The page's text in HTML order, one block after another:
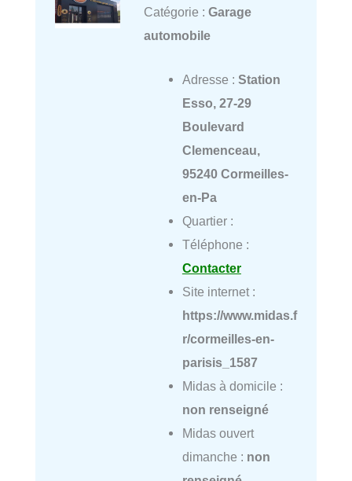
Catégorie : Garage
automobile
Adresse : Station
Esso, 27-29
Boulevard
Clemenceau,
95240 Cormeilles-
en-Pa
Quartier :
Téléphone :
Contacter
Site internet :
https://www.midas.f
r/cormeilles-en-
parisis_1587
Midas à domicile :
non renseigné
Midas ouvert
dimanche : non